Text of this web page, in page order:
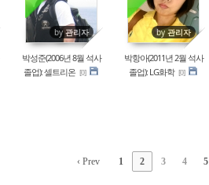
by관리자
박성준(2006년 8월 석사
졸업): 셀트리온 [0]
by 관리자
박항아(2011년 2월 석사
졸업): LG화학 [0]
‹ Prev 1 2 3 4 5